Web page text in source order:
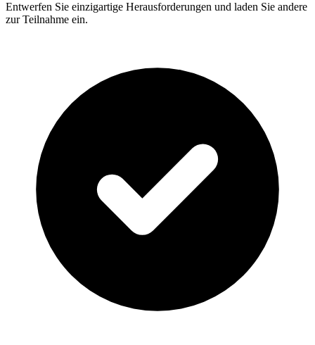
Entwerfen Sie einzigartige Herausforderungen und laden Sie andere
zur Teilnahme ein.